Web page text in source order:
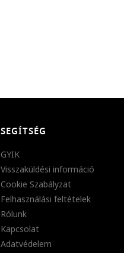
SEGÍTSÉG
GYIK
Visszaküldési információ
Cookie Szabályzat
Felhasználási feltételek
Rólunk
Kapcsolat
Adatvédelem